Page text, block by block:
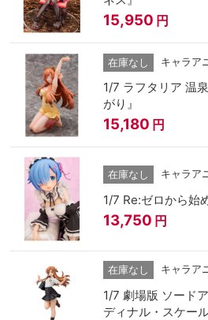
15,950 円
在庫なし キャラア
1/7 ラフタリア 温
がり』
15,180 円
在庫なし キャラア
1/7 Re:ゼロから始
13,750 円
在庫なし キャラア
1/7 劇場版 ソード
ディナル・スケー